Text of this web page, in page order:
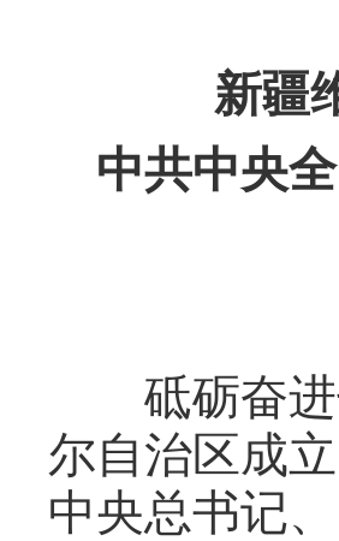
新疆
中共中央
砥砺奋进
尔自治区成
中央总书记